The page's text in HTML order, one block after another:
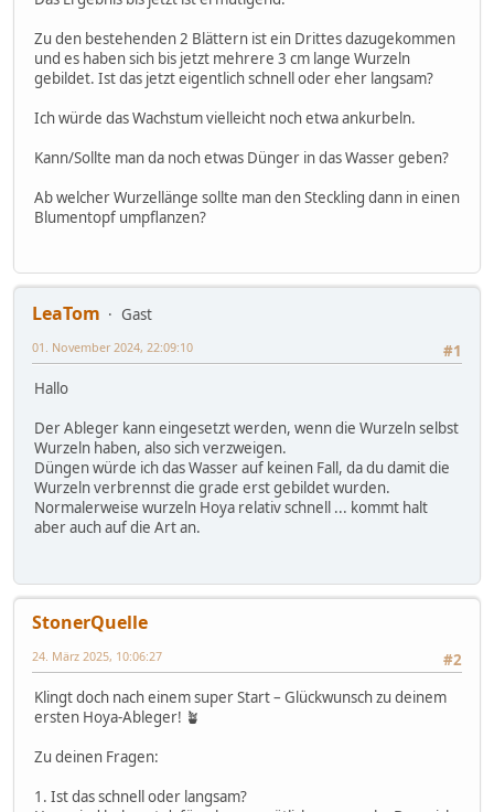
Zu den bestehenden 2 Blättern ist ein Drittes dazugekommen
und es haben sich bis jetzt mehrere 3 cm lange Wurzeln
gebildet. Ist das jetzt eigentlich schnell oder eher langsam?
Ich würde das Wachstum vielleicht noch etwa ankurbeln.
Kann/Sollte man da noch etwas Dünger in das Wasser geben?
Ab welcher Wurzellänge sollte man den Steckling dann in einen
Blumentopf umpflanzen?
LeaTom
Gast
#1
01. November 2024, 22:09:10
Hallo
Der Ableger kann eingesetzt werden, wenn die Wurzeln selbst
Wurzeln haben, also sich verzweigen.
Düngen würde ich das Wasser auf keinen Fall, da du damit die
Wurzeln verbrennst die grade erst gebildet wurden.
Normalerweise wurzeln Hoya relativ schnell ... kommt halt
aber auch auf die Art an.
StonerQuelle
#2
24. März 2025, 10:06:27
Klingt doch nach einem super Start – Glückwunsch zu deinem
ersten Hoya-Ableger! 🪴
Zu deinen Fragen:
1. Ist das schnell oder langsam?